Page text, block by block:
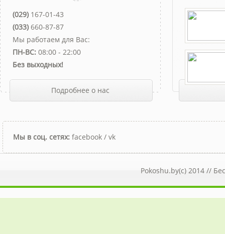
(029) 167-01-43
(033) 660-87-87
Мы работаем для Вас:
ПН-ВС: 08:00 - 22:00
Без выходных!
Подробнее о нас
Мы в соц. сетях: facebook / vk
Pokoshu.by(c) 2014 //